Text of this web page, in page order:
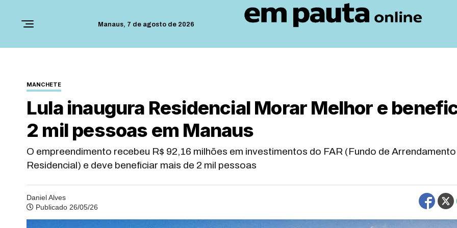
Manaus, 7 de agosto de 2026
MANCHETE
Lula inaugura Residencial Morar Melhor e
2 mil pessoas em Manaus
O empreendimento recebeu R$ 92,16 milhões em investimentos do FAR (Fundo de Arrendamento
Residencial) e deve beneficiar mais de 2 mil pessoas
Daniel Alves
Publicado 26/05/26